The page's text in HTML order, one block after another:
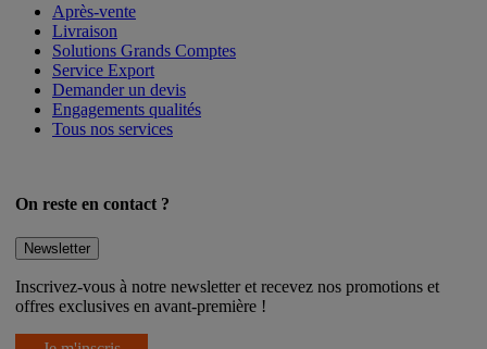
Après-vente
Livraison
Solutions Grands Comptes
Service Export
Demander un devis
Engagements qualités
Tous nos services
On reste en contact ?
Newsletter
Inscrivez-vous à notre newsletter et recevez nos promotions et
offres exclusives en avant-première !